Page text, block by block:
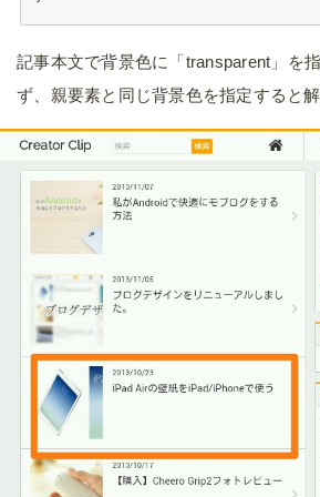
記事本文で背景色に「transparent」を
ず、親要素と同じ背景色を指定すると解